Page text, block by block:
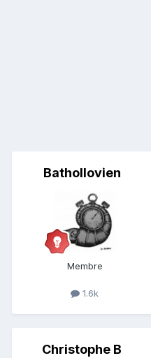
Bathollovien
Membre
1.6k
Christophe B